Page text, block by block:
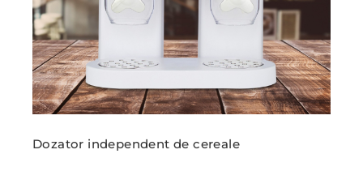
Dozator independent de cereale